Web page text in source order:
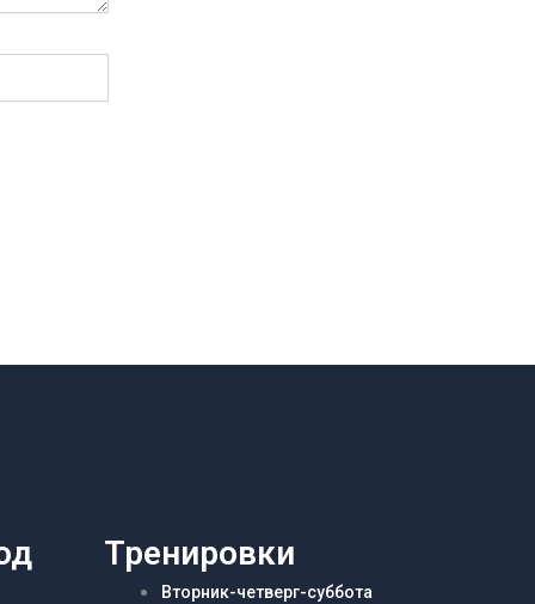
Тренировки
Вторник-четверг-суббота